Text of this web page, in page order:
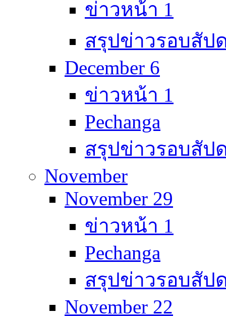
ข่าวหน้า 1
สรุปข่าวรอบสัป
December 6
ข่าวหน้า 1
Pechanga
สรุปข่าวรอบสัป
November
November 29
ข่าวหน้า 1
Pechanga
สรุปข่าวรอบสัป
November 22